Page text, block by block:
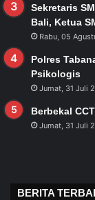
Sekretaris
Bali, Ketua
Rabu, 05
Polres
Psikologis
Jumat, 31 Juli
Berbekal
Jumat, 31 Juli
BERITA